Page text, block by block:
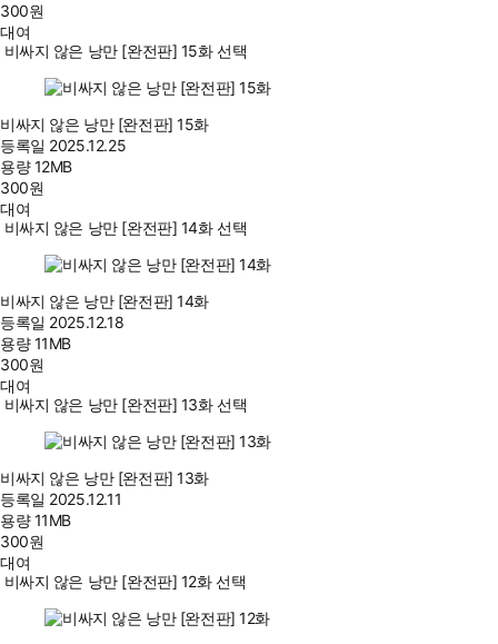
300원
대여
비싸지 않은 낭만 [완전판] 15화 선택
비싸지 않은 낭만 [완전판] 15화
등록일 2025.12.25
용량12MB
300원
대여
비싸지 않은 낭만 [완전판] 14화 선택
비싸지 않은 낭만 [완전판] 14화
등록일 2025.12.18
용량11MB
300원
대여
비싸지 않은 낭만 [완전판] 13화 선택
비싸지 않은 낭만 [완전판] 13화
등록일 2025.12.11
용량11MB
300원
대여
비싸지 않은 낭만 [완전판] 12화 선택